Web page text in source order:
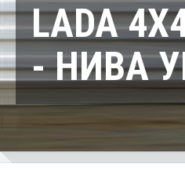
LADA
- НИВА